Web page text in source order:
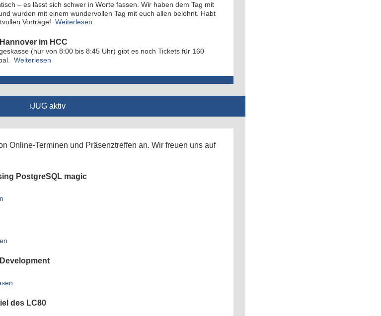
– es lässt sich schwer in Worte fassen. Wir haben dem Tag mit
wurden mit einem wundervollen Tag mit euch allen belohnt. Habt
Vorträge! Weiterlesen
im HCC
(nur von 8:00 bis 8:45 Uhr) gibt es noch Tickets für 160
Weiterlesen
iJUG aktiv
Online-Terminen und Präsenztreffen an. Wir freuen uns auf
PostgreSQL magic
des LC80